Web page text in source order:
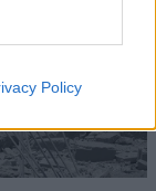
Policy